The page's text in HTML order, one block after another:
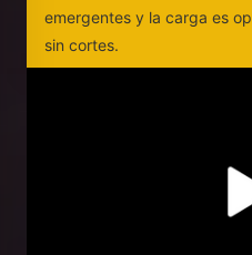
emergentes y la carga es
sin cortes.